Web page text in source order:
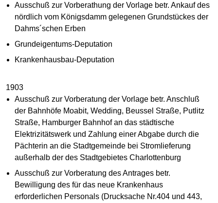
Ausschuß zur Vorberathung der Vorlage betr. Ankauf des
nördlich vom Königsdamm gelegenen Grundstückes der
Dahms´schen Erben
Grundeigentums-Deputation
Krankenhausbau-Deputation
1903
Ausschuß zur Vorberatung der Vorlage betr. Anschluß
der Bahnhöfe Moabit, Wedding, Beussel Straße, Putlitz
Straße, Hamburger Bahnhof an das städtische
Elektrizitätswerk und Zahlung einer Abgabe durch die
Pächterin an die Stadtgemeinde bei Stromlieferung
außerhalb der des Stadtgebietes Charlottenburg
Ausschuß zur Vorberatung des Antrages betr.
Bewilligung des für das neue Krankenhaus
erforderlichen Personals (Drucksache Nr.404 und 443,